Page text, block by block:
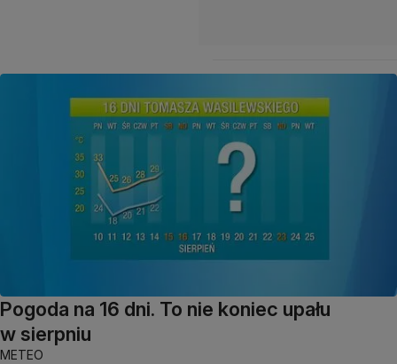
Pogoda na 16 dni. To nie koniec upału
w sierpniu
METEO